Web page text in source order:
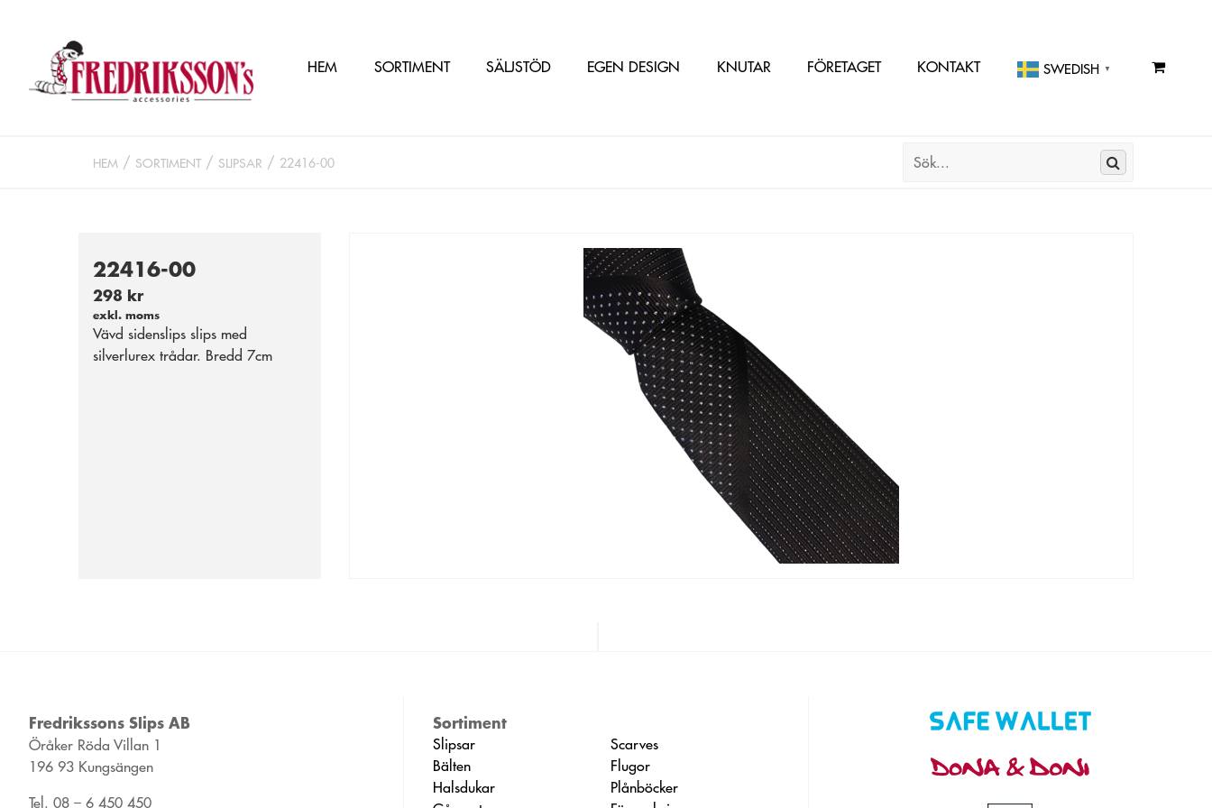
HEM SORTIMENT SÄLJSTÖD EGEN DESIGN KNUTAR FÖRETAGET KONTAKT SWEDISH ▼
HEM SORTIMENT SLIPSAR 22416-00
22416-00
298 kr
exkl. moms
Vävd sidenslips slips med
silverlurex trådar. Bredd 7cm
Fredrikssons Slips AB
Öråker Röda Villan 1
196 93 Kungsängen
Tel. 08 – 6 450 450
Sortiment
Slipsar
Scarves
Bälten
Flugor
Halsdukar
Plånböcker